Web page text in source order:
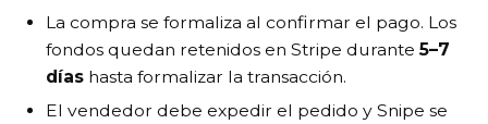
La compra se formaliza al confirmar el pago. Los
fondos quedan retenidos en Stripe durante 5–7
días hasta formalizar la transacción.
El vendedor debe expedir el pedido y Snipe se